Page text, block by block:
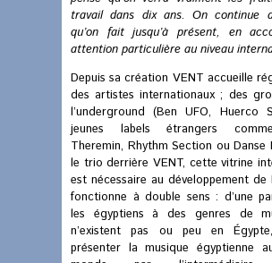
travail dans dix ans. On continue
qu’on fait jusqu’à présent, en
attention particulière au niveau
Depuis sa création VENT accueille
des artistes internationaux ; des
l’underground (Ben UFO,
jeunes labels étrangers
Theremin, Rhythm Section ou Danse
le trio derrière VENT, cette vitrine
est nécessaire au développement
fonctionne à double sens : d’une
les égyptiens à des genres de
n’existent pas ou peu en
présenter la musique égyptienne